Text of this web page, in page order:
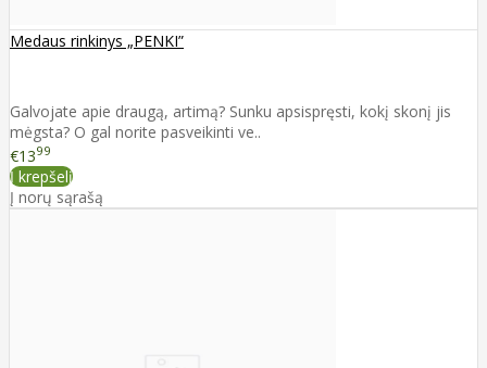
Medaus rinkinys „PENKI”
Galvojate apie draugą, artimą? Sunku apsispręsti, kokį skonį jis
mėgsta? O gal norite pasveikinti ve..
€1399
Į krepšelį
Į norų sąrašą